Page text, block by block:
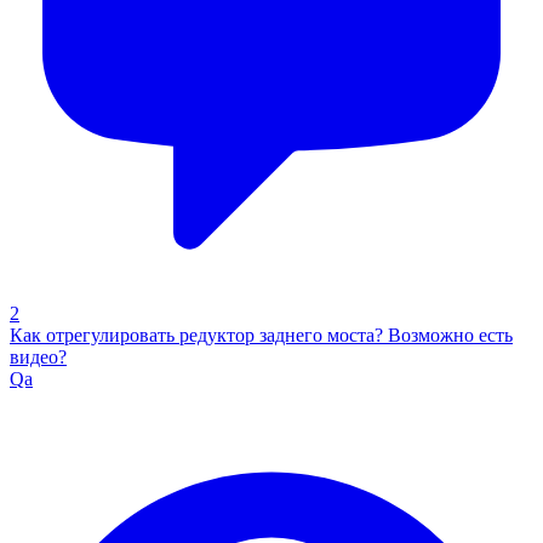
2
Как отрегулировать редуктор заднего моста? Возможно есть
видео?
Qa